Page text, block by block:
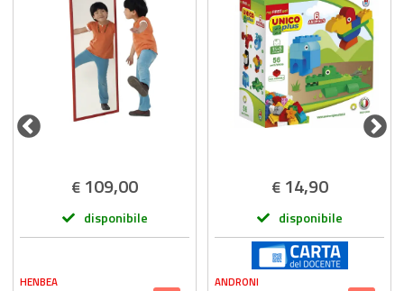
€ 109,00
disponibile
HENBEA
€ 14,90
disponibile
ANDRONI